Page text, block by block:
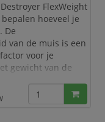
FlexWeight
hoeveel je
De
van de muis is een
voor je
gewicht van de
kleine gewichtjes
kunt verwijderen of